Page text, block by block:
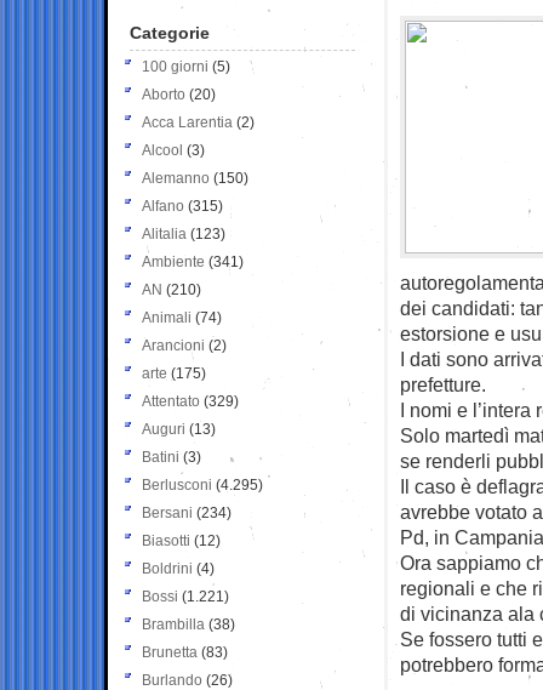
dei candidati:
estorsione e
I dati sono
prefetture.
I nomi e
Solo martedì
se renderli
Il caso è
avrebbe votato
Pd, in
Ora sappiamo
regionali e che
di vicinanza ala
Se fossero tutti
potrebbero
Categorie
100 giorni (5)
Aborto (20)
Acca Larentia (2)
Alcool (3)
Alemanno (150)
Alfano (315)
Alitalia (123)
Ambiente (341)
AN (210)
Animali (74)
Arancioni (2)
arte (175)
Attentato (329)
Auguri (13)
Batini (3)
Berlusconi (4.295)
Bersani (234)
Biasotti (12)
Boldrini (4)
Bossi (1.221)
Brambilla (38)
Brunetta (83)
Burlando (26)